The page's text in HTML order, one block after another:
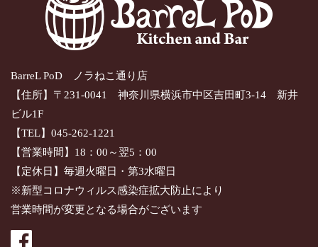
BarreL PoD ノラねこ通り店
【住所】〒231-0041 神奈川県横浜市中区吉田町3-14 新井
ビル1F
【TEL】045-262-1221
【営業時間】18：00～翌5：00
【定休日】毎週火曜日・第3水曜日
※新型コロナウィルス感染症拡大防止により
営業時間が変更となる場合がございます